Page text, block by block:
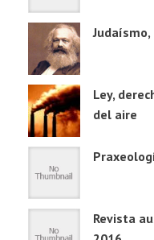
Ley,
del aire
Revista